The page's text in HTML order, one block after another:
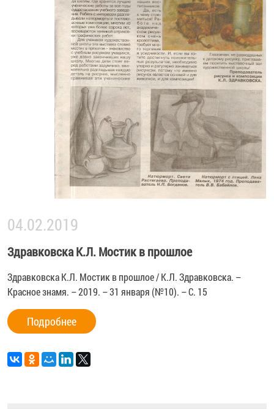
04.02.2019
Здравковска К.Л. Мостик в прошлое
Здравковска К.Л. Мостик в прошлое / К.Л. Здравковска. –
Красное знамя. – 2019. – 31 января (№10). – С. 15
Подробнее